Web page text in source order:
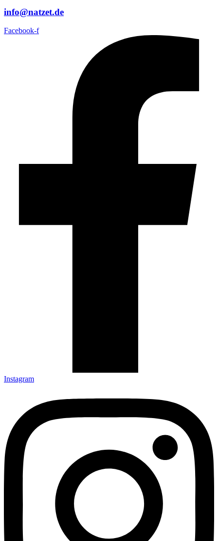
info@natzet.de
Facebook-f
Instagram